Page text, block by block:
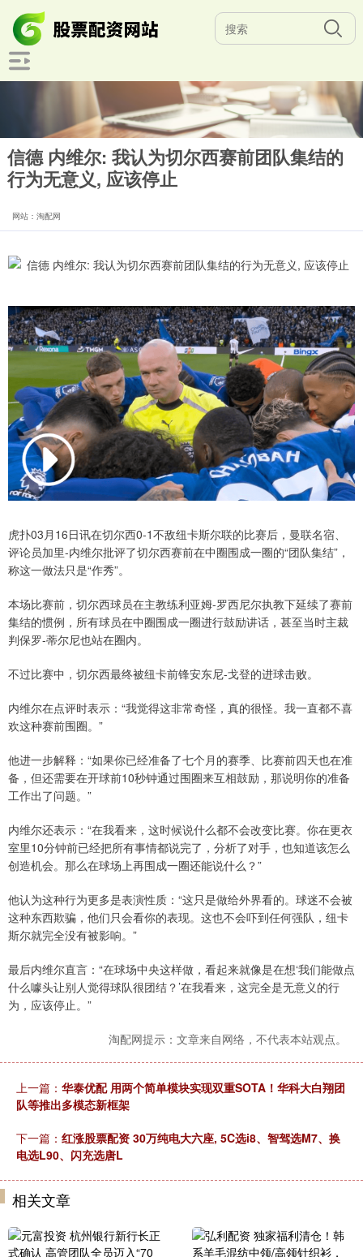
信德 内维尔: 我认为切尔西赛前团队集结的
行为无意义, 应该停止
网站：淘配网
虎扑03月16日讯在切尔西0-1不敌纽卡斯尔联的比赛后，曼联名宿、
评论员加里-内维尔批评了切尔西赛前在中圈围成一圈的“团队集结”，
称这一做法只是“作秀”。
本场比赛前，切尔西球员在主教练利亚姆-罗西尼尔执教下延续了赛前
集结的惯例，所有球员在中圈围成一圈进行鼓励讲话，甚至当时主裁
判保罗-蒂尔尼也站在圈内。
不过比赛中，切尔西最终被纽卡前锋安东尼-戈登的进球击败。
内维尔在点评时表示：“我觉得这非常奇怪，真的很怪。我一直都不喜
欢这种赛前围圈。”
他进一步解释：“如果你已经准备了七个月的赛季、比赛前四天也在准
备，但还需要在开球前10秒钟通过围圈来互相鼓励，那说明你的准备
工作出了问题。”
内维尔还表示：“在我看来，这时候说什么都不会改变比赛。你在更衣
室里10分钟前已经把所有事情都说完了，分析了对手，也知道该怎么
创造机会。那么在球场上再围成一圈还能说什么？”
他认为这种行为更多是表演性质：“这只是做给外界看的。球迷不会被
这种东西欺骗，他们只会看你的表现。这也不会吓到任何强队，纽卡
斯尔就完全没有被影响。”
最后内维尔直言：“在球场中央这样做，看起来就像是在想‘我们能做点
什么噱头让别人觉得球队很团结？’在我看来，这完全是无意义的行
为，应该停止。”
淘配网提示：文章来自网络，不代表本站观点。
上一篇： 华泰优配 用两个简单模块实现双重SOTA！华科大白翔团
队等推出多模态新框架
下一篇： 红涨股票配资 30万纯电大六座, 5C选i8、智驾选M7、换
电选L90、闪充选唐L
相关文章